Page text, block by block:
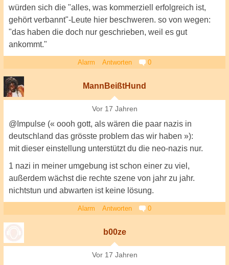
würden sich die "alles, was kommerziell erfolgreich ist,
gehört verbannt"-Leute hier beschweren. so von wegen:
"das haben die doch nur geschrieben, weil es gut
ankommt."
Alarm Antworten 0
MannBeißtHund
Vor 17 Jahren
@Impulse (« oooh gott, als wären die paar nazis in
deutschland das grösste problem das wir haben »):
mit dieser einstellung unterstützt du die neo-nazis nur.
1 nazi in meiner umgebung ist schon einer zu viel,
außerdem wächst die rechte szene von jahr zu jahr.
nichtstun und abwarten ist keine lösung.
Alarm Antworten 0
b00ze
Vor 17 Jahren